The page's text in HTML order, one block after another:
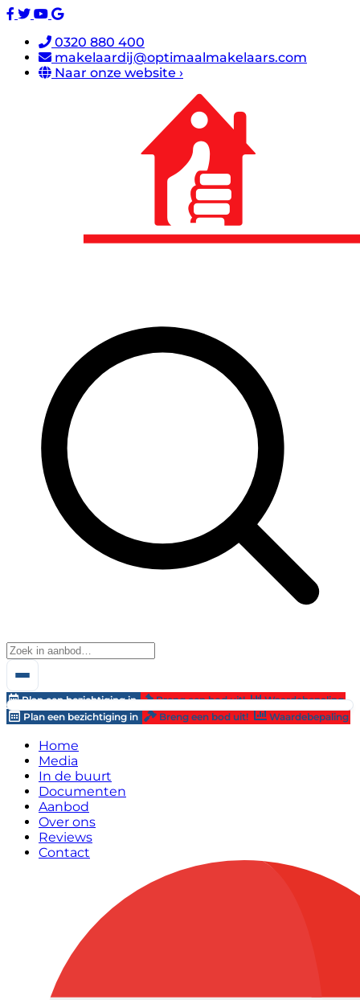
0320 880 400
makelaardij@optimaalmakelaars.com
Naar onze website ›
Plan een bezichtiging in Breng een bod uit!
Waardebepaling
Plan een bezichtiging in
Breng een bod uit! Waardebepaling
Home
Media
In de buurt
Documenten
Aanbod
Over ons
Reviews
Contact